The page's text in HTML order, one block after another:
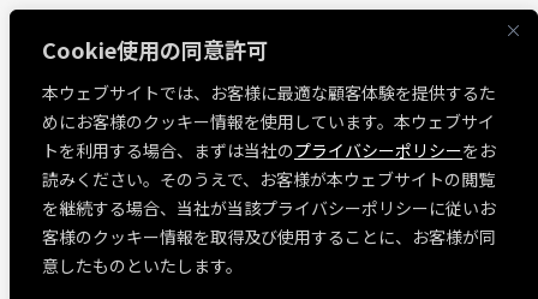
Cookie使用の同意許可
本ウェブサイトでは、お客様に最適な顧客体験を提供するた
めにお客様のクッキー情報を使用しています。本ウェブサイ
トを利用する場合、まずは当社のプライバシーポリシーをお
読みください。そのうえで、お客様が本ウェブサイトの閲覧
を継続する場合、当社が当該プライバシーポリシーに従いお
客様のクッキー情報を取得及び使用することに、お客様が同
意したものといたします。
見積依頼
お問い合わせ
MUSVI BASE ログイン
ソフトウェアリリース情報
障害・メンテナンス情報
各種規約